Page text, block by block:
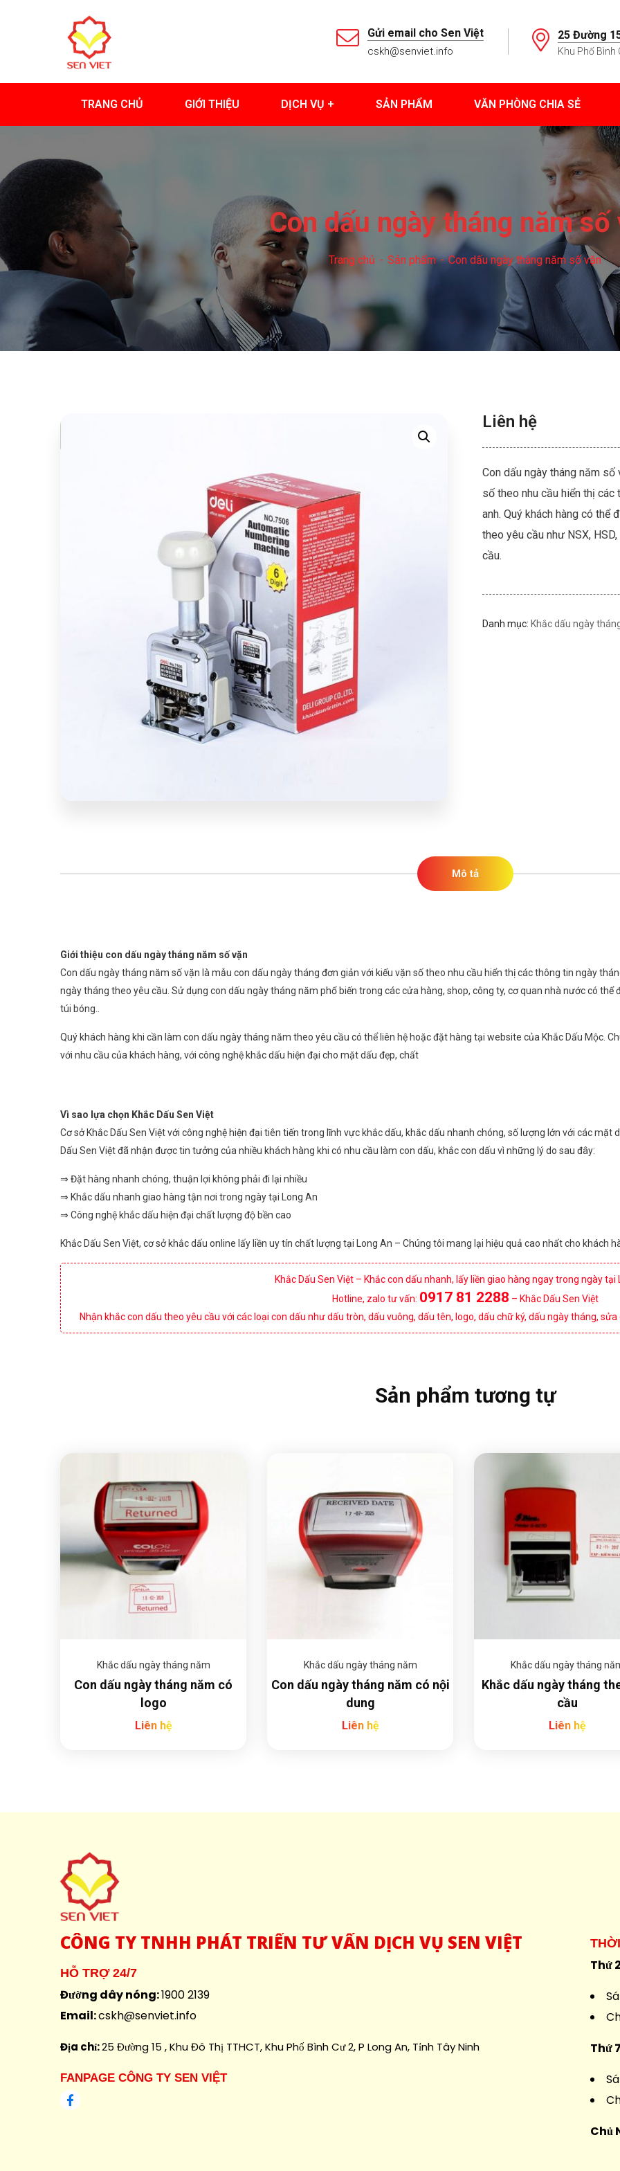
Gửi email cho Sen Việt
cskh@senviet.info
25 Đường
Khu Phố Bình
TRANG CHỦ GIỚI THIỆU DỊCH VỤ SẢN PHẨM VĂN PHÒNG CHIA SẺ
Con dấu ngày tháng năm số
Trang chủ Sản phẩm Con dấu ngày tháng năm số vặn
Liên hệ
Con dấu ngày tháng năm
số theo nhu cầu hiển thị
anh. Quý khách hàng có thể
theo yêu cầu như NSX,
cầu.
Danh mục: Khắc dấu ngày
Mô tả
Giới thiệu con dấu ngày tháng năm số vặn
Con dấu ngày tháng năm số vặn là mẫu con dấu ngày tháng đơn giản với kiểu vặn số theo nhu cầu hiển thị các thông tin ngày
ngày tháng theo yêu cầu. Sử dụng con dấu ngày tháng năm phổ biến trong các cửa hàng, shop, công ty, cơ quan nhà nước có
túi bóng..
Quý khách hàng khi cần làm con dấu ngày tháng năm theo yêu cầu có thể liên hệ hoặc đặt hàng tại website của Khắc Dấu Mộc.
với nhu cầu của khách hàng, với công nghệ khắc dấu hiện đại cho mặt dấu đẹp, chất
Vì sao lựa chọn Khắc Dấu Sen Việt
Cơ sở Khắc Dấu Sen Việt với công nghệ hiện đại tiên tiến trong lĩnh vực khắc dấu, khắc dấu nhanh chóng, số lượng lớn với các
Dấu Sen Việt đã nhận được tin tưởng của nhiều khách hàng khi có nhu cầu làm con dấu, khắc con dấu vì những lý do sau đây:
⇒ Đặt hàng nhanh chóng, thuận lợi không phải đi lại nhiều
⇒ Khắc dấu nhanh giao hàng tận nơi trong ngày tại Long An
⇒ Công nghệ khắc dấu hiện đại chất lượng độ bền cao
Khắc Dấu Sen Việt, cơ sở khắc dấu online lấy liền uy tín chất lượng tại Long An – Chúng tôi mang lại hiệu quả cao nhất cho khách
Khắc Dấu Sen Việt – Khắc con dấu nhanh, lấy liền giao hàng ngay trong ngày tại
Hotline, zalo tư vấn: 0917 81 2288 – Khắc Dấu Sen Việt
Nhận khắc con dấu theo yêu cầu với các loại con dấu như dấu tròn, dấu vuông, dấu tên, logo, dấu chữ ký, dấu ngày tháng,
Sản phẩm tương tự
Khắc dấu ngày tháng năm
Con dấu ngày tháng năm có
logo
Liên hệ
Khắc dấu ngày tháng năm
Con dấu ngày tháng năm có nội
dung
Liên hệ
Khắc dấu ngày tháng
Khắc dấu ngày tháng
cầu
Liên hệ
CÔNG TY TNHH PHÁT TRIỂN TƯ VẤN DỊCH VỤ SEN VIỆT
HỖ TRỢ 24/7
Đường dây nóng:1900 2139
Email:cskh@senviet.info
Địa chỉ:25 Đường 15 , Khu Đô Thị TTHCT, Khu Phố Bình Cư 2, P Long An, Tỉnh Tây Ninh
FANPAGE CÔNG TY SEN VIỆT
Thứ
Thứ
Chủ